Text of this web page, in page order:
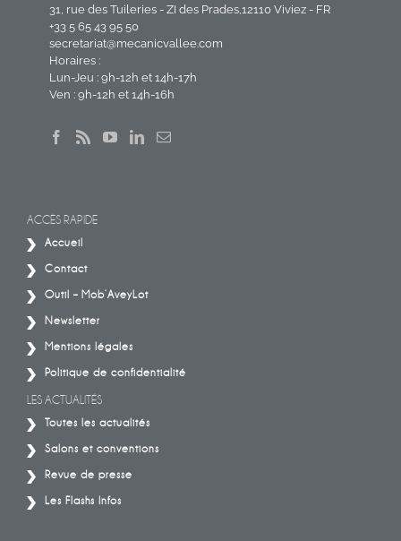
31, rue des Tuileries - ZI des Prades,12110 Viviez - FR
+33 5 65 43 95 50
secretariat@mecanicvallee.com
Horaires :
Lun-Jeu : 9h-12h et 14h-17h
Ven : 9h-12h et 14h-16h
ACCÈS RAPIDE
Accueil
Contact
Outil – Mob’AveyLot
Newsletter
Mentions légales
Politique de confidentialité
LES ACTUALITÉS
Toutes les actualités
Salons et conventions
Revue de presse
Les Flashs Infos